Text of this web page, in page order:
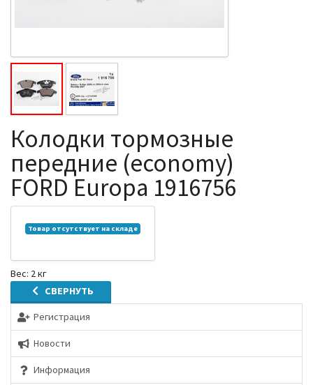
СВЕРНУТЬ
Регистрация
Новости
Информация
Колодки тормозные
передние (economy)
FORD Europa 1916756
Товар отсутствует на складе
Вес: 2 кг